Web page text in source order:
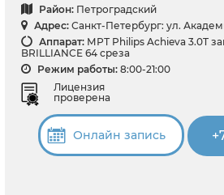
Район: Петроградский
Адрес: Санкт-Петербург: ул.
Аппарат: МРТ Philips Achieva 3.0T
BRILLIANCE 64 среза
Режим работы: 8:00-21:00
Лицензия
проверена
Онлайн запись